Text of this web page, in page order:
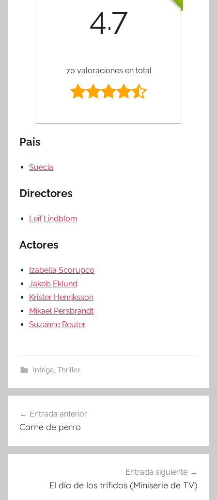
4.7
70 valoraciones en total
Pais
Suecia
Directores
Leif Lindblom
Actores
Izabella Scorupco
Jakob Eklund
Krister Henriksson
Mikael Persbrandt
Suzanne Reuter
Intriga, Thriller
Navegación
de
entradas
Entrada anterior
Carne de perro
Entrada siguiente
El día de los trífidos (Miniserie de TV)